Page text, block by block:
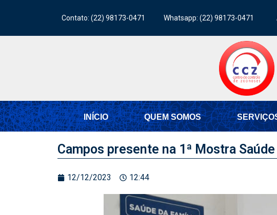
Contato: (22) 98173-0471 Whatsapp: (22) 98173-0471
INÍCIO QUEM SOMOS
Campos presente na 1ª Mostra
12/12/2023 12:44